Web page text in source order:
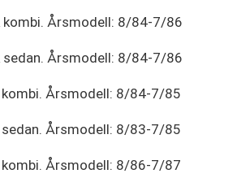
kombi. Årsmodell: 8/84-7/86
sedan. Årsmodell: 8/84-7/86
kombi. Årsmodell: 8/84-7/85
sedan. Årsmodell: 8/83-7/85
kombi. Årsmodell: 8/86-7/87